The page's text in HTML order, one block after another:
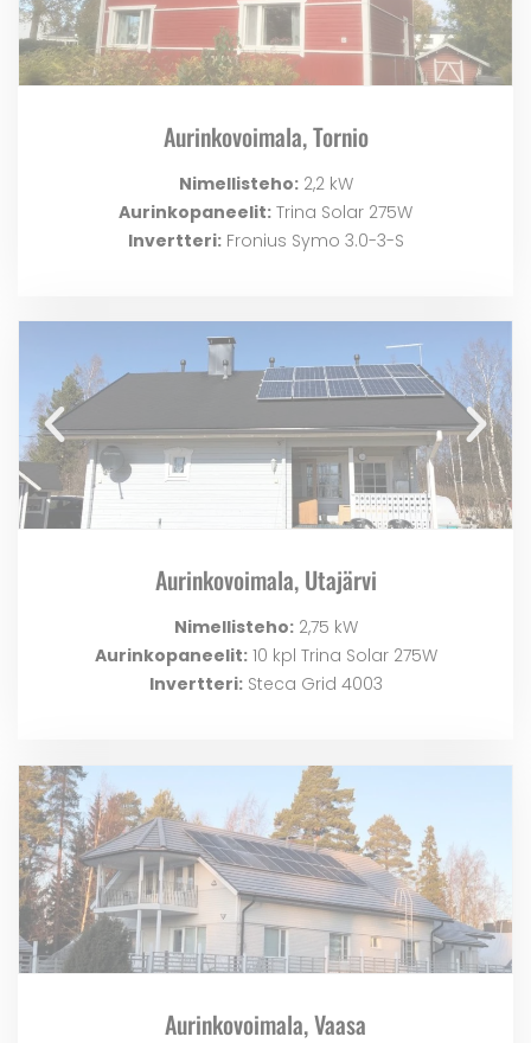
Aurinkovoimala, Tornio
Nimellisteho:2,2 kW
Aurinkopaneelit: Trina Solar 275W
Invertteri:Fronius Symo 3.0-3-S
Aurinkovoimala, Utajärvi
Nimellisteho:2,75 kW
Aurinkopaneelit:10 kpl Trina Solar 275W
Invertteri:Steca Grid 4003
Aurinkovoimala, Vaasa